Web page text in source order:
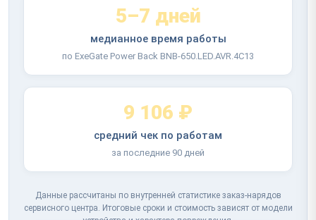
5–7 дней
медианное время работы
по ExeGate Power Back BNB-650.LED.AVR.4C13
9 106 ₽
средний чек по работам
за последние 90 дней
Данные рассчитаны по внутренней статистике заказ-нарядов
сервисного центра. Итоговые сроки и стоимость зависят от модели